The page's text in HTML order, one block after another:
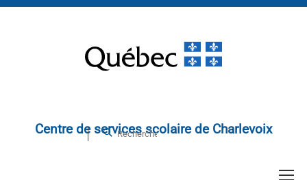
Centre de services scolaire de Charlevoix